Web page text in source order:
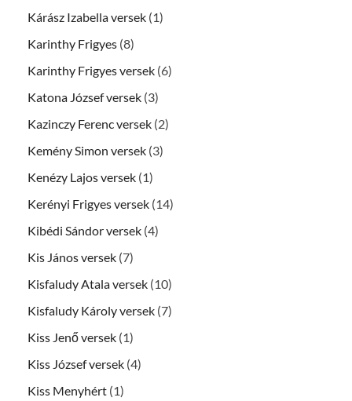
Kárász Izabella versek (1)
Karinthy Frigyes (8)
Karinthy Frigyes versek (6)
Katona József versek (3)
Kazinczy Ferenc versek (2)
Kemény Simon versek (3)
Kenézy Lajos versek (1)
Kerényi Frigyes versek (14)
Kibédi Sándor versek (4)
Kis János versek (7)
Kisfaludy Atala versek (10)
Kisfaludy Károly versek (7)
Kiss Jenő versek (1)
Kiss József versek (4)
Kiss Menyhért (1)